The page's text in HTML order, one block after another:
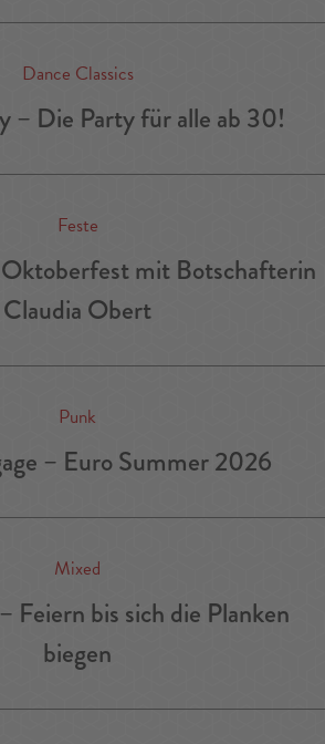
Dance Classics
– Die Party für alle ab 30!
Feste
mit Botschafterin
Claudia Obert
Punk
– Euro Summer 2026
Mixed
Feiern bis sich die Planken
biegen